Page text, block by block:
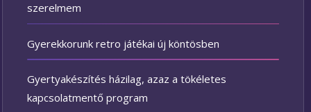
szerelmem
Gyerekkorunk retro játékai új köntösben
Gyertyakészítés házilag, azaz a tökéletes
kapcsolatmentő program